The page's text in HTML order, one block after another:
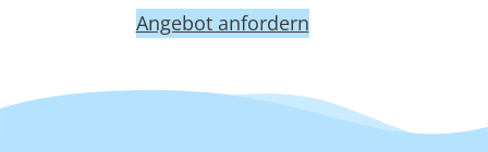
Angebot anfordern